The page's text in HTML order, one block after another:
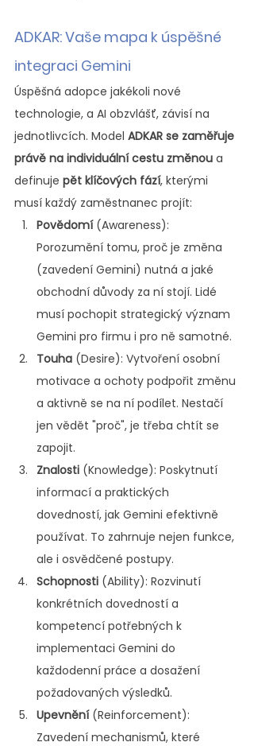
ADKAR: Vaše mapa k úspěšné
integraci Gemini
Úspěšná adopce jakékoli nové
technologie, a AI obzvlášť, závisí na
jednotlivcích. Model ADKAR se zaměřuje
právě na individuální cestu změnou a
definuje pět klíčových fází, kterými
musí každý zaměstnanec projít:
Povědomí (Awareness):
Porozumění tomu, proč je změna
(zavedení Gemini) nutná a jaké
obchodní důvody za ní stojí. Lidé
musí pochopit strategický význam
Gemini pro firmu i pro ně samotné.
Touha (Desire): Vytvoření osobní
motivace a ochoty podpořit změnu
a aktivně se na ní podílet. Nestačí
jen vědět "proč", je třeba chtít se
zapojit.
Znalosti (Knowledge): Poskytnutí
informací a praktických
dovedností, jak Gemini efektivně
používat. To zahrnuje nejen funkce,
ale i osvědčené postupy.
Schopnosti (Ability): Rozvinutí
konkrétních dovedností a
kompetencí potřebných k
implementaci Gemini do
každodenní práce a dosažení
požadovaných výsledků.
Upevnění (Reinforcement):
Zavedení mechanismů, které